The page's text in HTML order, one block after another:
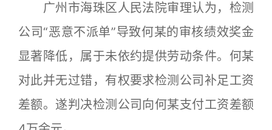
广州市海珠区人民法院审理认为，检测
公司“恶意不派单”导致何某的审核绩效奖金
显著降低，属于未依约提供劳动条件。何某
对此并无过错，有权要求检测公司补足工资
差额。遂判决检测公司向何某支付工资差额